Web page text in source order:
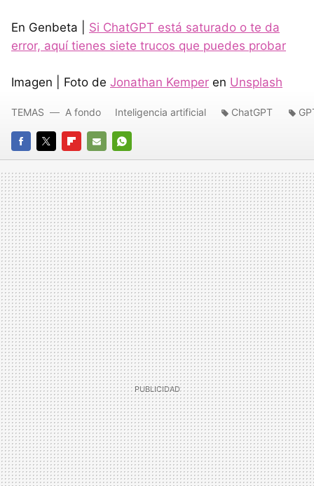
En Genbeta | Si ChatGPT está saturado o te da
error, aquí tienes siete trucos que puedes probar
Imagen | Foto de Jonathan Kemper en Unsplash
FACEBOOK
TWITTERFLIPBOARD
E-
MAIL
WHATSAPP
TEMAS A fondo Inteligencia artificial ChatGPT